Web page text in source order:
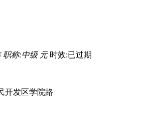
职称:中级 元时效:已过期
开发区学院路